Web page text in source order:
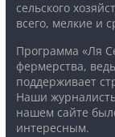
сельского
всего, мелкие и
Программа «Ля
фермерства,
поддерживает
Наши
нашем сайте
интересным.